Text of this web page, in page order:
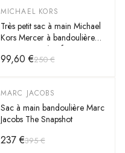
-60%
MICHAEL KORS
Très petit sac à main Michael
Kors Mercer à bandoulière
en cuir grainé Safiano
99,60 €250 €
-40%
MARC JACOBS
Sac à main bandoulière Marc
Jacobs The Snapshot
237 €395 €